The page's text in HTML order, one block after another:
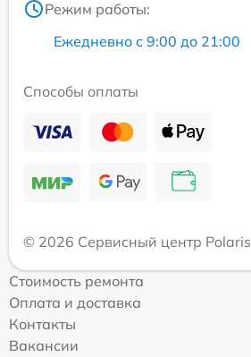
Режим работы:
Ежедневно с 9:00 до 21:00
Способы оплаты
© 2026 Сервисный центр Polaris
Стоимость ремонта
Оплата и доставка
Контакты
Вакансии